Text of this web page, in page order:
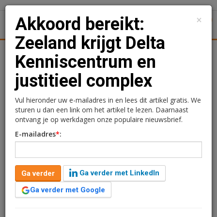
Uitgelicht Achtergronden
Akkoord bereikt: Zeeland
krijgt Delta
Kenniscentrum en
justitieel complex
Kimberly Camu
26 juni 2020 om 16:13
6 jaar geleden aangepast
2 minuten leestijd
In totaal investeert het Rijk de komende jaren zo’n €650
×
Akkoord bereikt:
Zeeland krijgt Delta
Kenniscentrum en
justitieel complex
Vul hieronder uw e-mailadres in en lees dit artikel gratis. We
sturen u dan een link om het artikel te lezen. Daarnaast
ontvang je op werkdagen onze populaire nieuwsbrief.
E-mailadres*:
Ga verder
Ga verder met LinkedIn
Ga verder met Google